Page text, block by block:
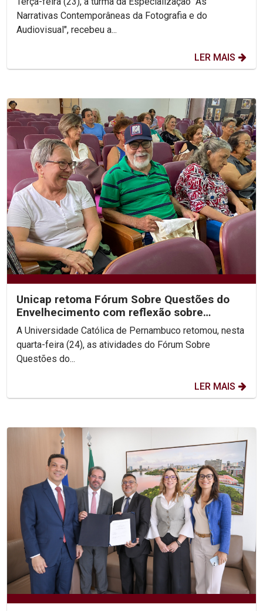
Narrativas Contemporâneas da Fotografia e do
Audiovisual", recebeu a...
LER MAIS
Unicap retoma Fórum Sobre Questões do
Envelhecimento com reflexão sobre
Ecologia Integral
A Universidade Católica de Pernambuco retomou, nesta
quarta-feira (24), as atividades do Fórum Sobre
Questões do...
LER MAIS